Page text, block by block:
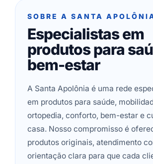
SOBRE A SANTA
Especialistas em
produtos para
bem-estar
A Santa Apolônia é uma rede
em produtos para saúde,
ortopedia, conforto, bem-estar e
casa. Nosso compromisso é
produtos originais, atendimento
orientação clara para que cada